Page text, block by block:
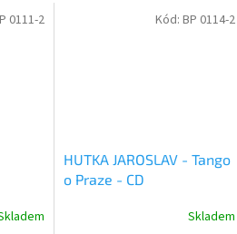
0111-2
HUTKA JAROSLAV - Tango
o Praze - CD
Skladem
Kód:BP 0114-2